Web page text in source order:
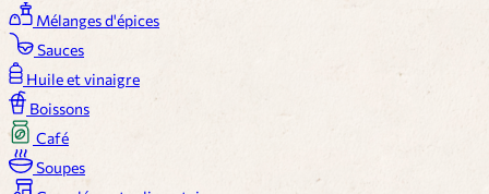
Mélanges d'épices
Sauces
Huile et vinaigre
Boissons
Café
Soupes